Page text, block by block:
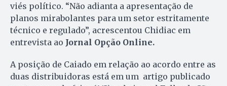
viés político. “Não adianta a apresentação de
planos mirabolantes para um setor estritamente
técnico e regulado”, acrescentou Chidiac em
entrevista ao Jornal Opção Online.
A posição de Caiado em relação ao acordo entre as
duas distribuidoras está em um artigo publicado